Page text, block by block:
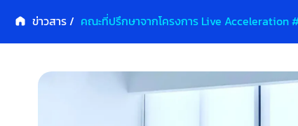
ข่าวสาร / คณะที่ปรึกษาจากโครงการ Live Acceleration